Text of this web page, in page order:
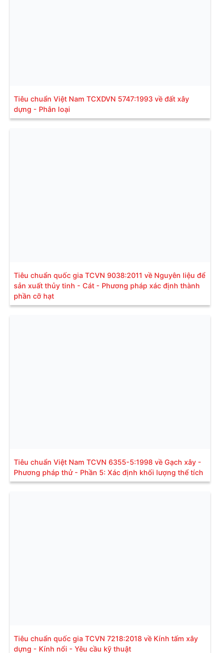
Tiêu chuẩn Việt Nam TCXDVN 5747:1993 về đất xây
dựng - Phân loại
Tiêu chuẩn quốc gia TCVN 9038:2011 về Nguyên liệu để
sản xuất thủy tinh - Cát - Phương pháp xác định thành
phần cỡ hạt
Tiêu chuẩn Việt Nam TCVN 6355-5:1998 về Gạch xây -
Phương pháp thử - Phần 5: Xác định khối lượng thể tích
Tiêu chuẩn quốc gia TCVN 7218:2018 về Kính tấm xây
dựng - Kính nổi - Yêu cầu kỹ thuật